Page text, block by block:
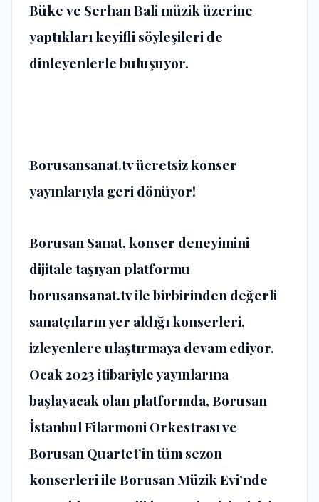
Bükeve Serhan Balimüzik üzerine
yaptıkları keyifli söyleşileri de
dinleyenlerle buluşuyor.
Borusansanat.tv ücretsiz konser
yayınlarıyla geri dönüyor!
Borusan Sanat, konser deneyimini
dijitale taşıyan platformu
borusansanat.tv ile birbirinden değerli
sanatçıların yer aldığı konserleri,
izleyenlere ulaştırmaya devam ediyor.
Ocak 2023 itibariyle yayınlarına
başlayacak olan platformda, Borusan
İstanbul Filarmoni Orkestrası ve
Borusan Quartet’in tüm sezon
konserleri ile Borusan Müzik Evi’nde